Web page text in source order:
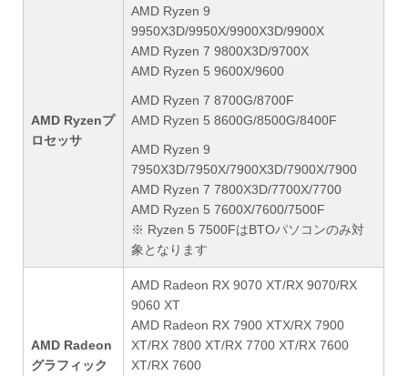
AMD Ryzenプ
ロセッサ
AMD Ryzen 9
9950X3D/9950X/9900X3D/9900X
AMD Ryzen 7 9800X3D/9700X
AMD Ryzen 5 9600X/9600
AMD Ryzen 7 8700G/8700F
AMD Ryzen 5 8600G/8500G/8400F
AMD Ryzen 9
7950X3D/7950X/7900X3D/7900X/7900
AMD Ryzen 7 7800X3D/7700X/7700
AMD Ryzen 5 7600X/7600/7500F
※ Ryzen 5 7500FはBTOパソコンのみ対
象となります
AMD Radeon
グラフィック
AMD Radeon RX 9070 XT/RX 9070/RX
9060 XT
AMD Radeon RX 7900 XTX/RX 7900
XT/RX 7800 XT/RX 7700 XT/RX 7600
XT/RX 7600